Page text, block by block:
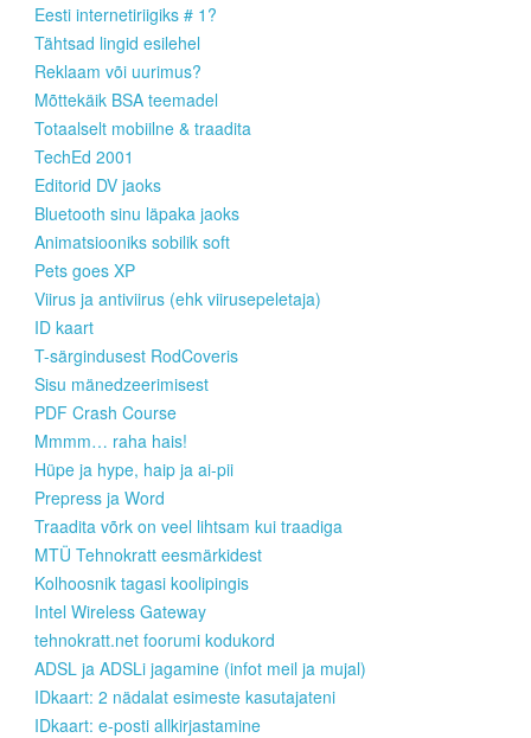
Eesti internetiriigiks # 1?
Tähtsad lingid esilehel
Reklaam või uurimus?
Mõttekäik BSA teemadel
Totaalselt mobiilne & traadita
TechEd 2001
Editorid DV jaoks
Bluetooth sinu läpaka jaoks
Animatsiooniks sobilik soft
Pets goes XP
Viirus ja antiviirus (ehk viirusepeletaja)
ID kaart
T-särgindusest RodCoveris
Sisu mänedzeerimisest
PDF Crash Course
Mmmm… raha hais!
Hüpe ja hype, haip ja ai-pii
Prepress ja Word
Traadita võrk on veel lihtsam kui traadiga
MTÜ Tehnokratt eesmärkidest
Kolhoosnik tagasi koolipingis
Intel Wireless Gateway
tehnokratt.net foorumi kodukord
ADSL ja ADSLi jagamine (infot meil ja mujal)
IDkaart: 2 nädalat esimeste kasutajateni
IDkaart: e-posti allkirjastamine